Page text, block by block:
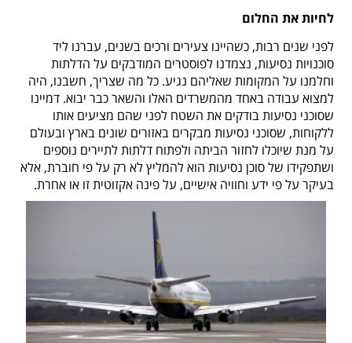
לחיות את החלום
לפני שנים רבות, כשהיינו צעירים ורכים בשנים, עברנו ליד
סוכנויות נסיעות, נצמדנו לפוסטרים המודבקים על הדלתות
וחלמנו על המקומות שאליהם נגיע. כל מה שצריך, חשבנו, היה
למצוא עבודה באחד מהמשרדים האלו והשאר כבר יבוא. דמיינו
שסוכני נסיעות בודקים את השטח לפני שהם מציעים אותו
ללקוחות, שסוכני נסיעות מבקרים באזורים שונים בארץ ובעולם
על מנת שיוכלו לחזור הביתה ולפתוח דלתות לתיירים נוספים
ושתפקידו של סוכן נסיעות הוא להמליץ לא רק על פי חוברת, אלא
בעיקר על פי ידע וחוויה אישיים, על פינה אקזוטית זו או אחרת.